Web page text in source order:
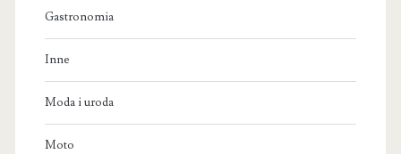
Gastronomia
Inne
Moda i uroda
Moto